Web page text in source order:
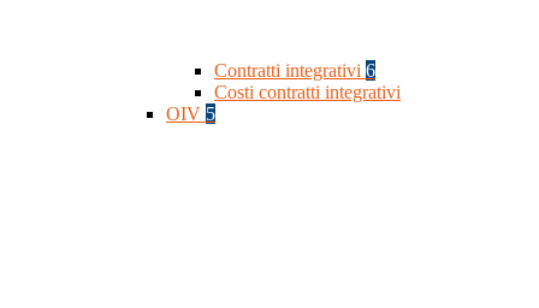
Contratti integrativi 6
Costi contratti integrativi
OIV 5